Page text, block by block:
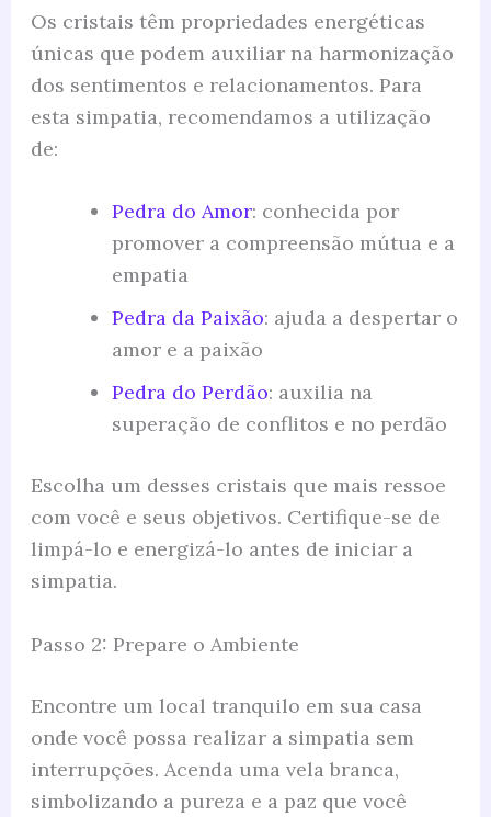
Os cristais têm propriedades energéticas
únicas que podem auxiliar na harmonização
dos sentimentos e relacionamentos. Para
esta simpatia, recomendamos a utilização
de:
Pedra do Amor: conhecida por
promover a compreensão mútua e a
empatia
Pedra da Paixão: ajuda a despertar o
amor e a paixão
Pedra do Perdão: auxilia na
superação de conflitos e no perdão
Escolha um desses cristais que mais ressoe
com você e seus objetivos. Certifique-se de
limpá-lo e energizá-lo antes de iniciar a
simpatia.
Passo 2: Prepare o Ambiente
Encontre um local tranquilo em sua casa
onde você possa realizar a simpatia sem
interrupções. Acenda uma vela branca,
simbolizando a pureza e a paz que você